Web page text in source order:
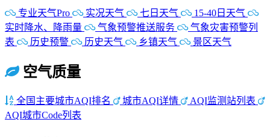
专业天气Pro 实况天气 七日天气
15-40日天气
实时降水、降雨量
气象预警推送服务
气象灾害预警列
表
历史预警 历史天气 乡镇天气 景区天气
空气质量
全国主要城市AQI排名 城市AQI详情
AQI监测站列表
AQI城市Code列表